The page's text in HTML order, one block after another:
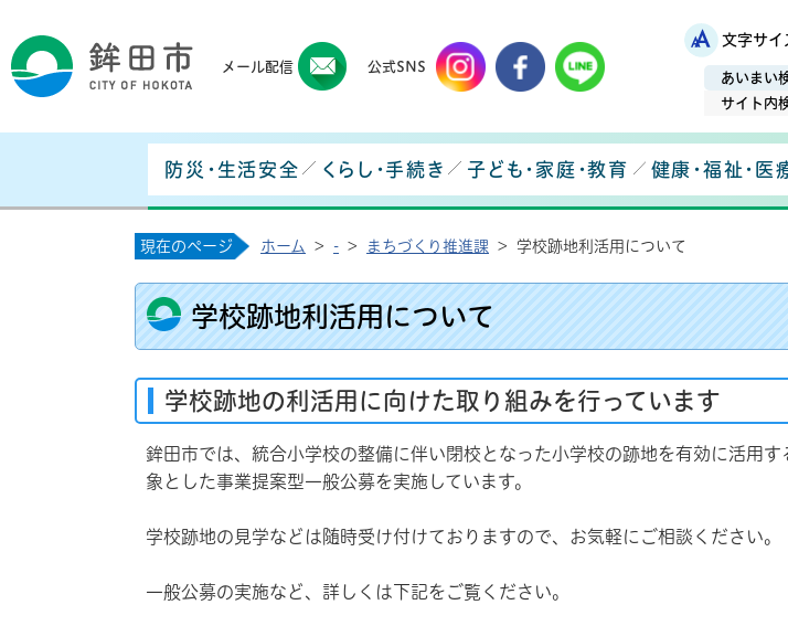
鉾田市役所ホームページ文字サイ
あいまい
サイト内
メール配信
鉾田市メールマガジン
公式SNS
鉾田市公式Instagram
鉾田市公式鉾田市公
防災・生活安全 くらし・手続き 子ども・家庭・教育 健康・福祉・医
現在のページ ホーム > - > まちづくり推進課 > 学校跡地利活用について
学校跡地利活用について
学校跡地の利活用に向けた取り組みを行っています
鉾田市では、統合小学校の整備に伴い閉校となった小学校の跡地を有効に活用
象とした事業提案型一般公募を実施しています。
学校跡地の見学などは随時受け付けておりますので、お気軽にご相談ください。
一般公募の実施など、詳しくは下記をご覧ください。